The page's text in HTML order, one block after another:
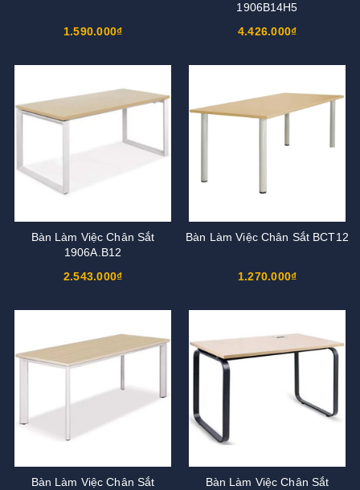
1.590.000₫
1906B14H5
4.426.000₫
Bàn Làm Việc Chân Sắt
1906A.B12
2.543.000₫
Bàn Làm Việc Chân Sắt BCT12
1.270.000₫
Bàn Làm Việc Chân Sắt
Bàn Làm Việc Chân Sắt